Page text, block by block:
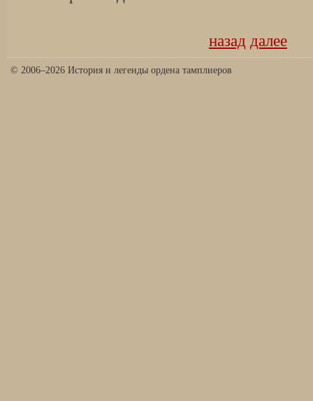
назад далее
© 2006–2026 История и легенды ордена тамплиеров